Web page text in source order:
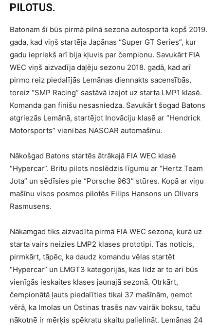
PILOTUS.
Batonam šī būs pirmā pilnā sezona autosportā kopš 2019.
gada, kad viņš startēja Japānas “Super GT Series”, kur
gadu iepriekš arī bija kļuvis par čempionu. Savukārt FIA
WEC viņš aizvadīja daļēju sezonu 2018. gadā, kad arī
pirmo reiz piedalījās Lemānas diennakts sacensībās,
toreiz “SMP Racing” sastāvā izejot uz starta LMP1 klasē.
Komanda gan finišu nesasniedza. Savukārt šogad Batons
atgriezās Lemānā, startējot Inovāciju klasē ar “Hendrick
Motorsports” vienības NASCAR automašīnu.
Nākošgad Batons startēs ātrākajā FIA WEC klasē
“Hypercar”. Britu pilots noslēdzis līgumu ar “Hertz Team
Jota” un sēdīsies pie “Porsche 963” stūres. Kopā ar viņu
mašīnu visos posmos pilotēs Filips Hansons un Olivers
Rasmusens.
Nākamgad tiks aizvadīta pirmā FIA WEC sezona, kurā uz
starta vairs neizies LMP2 klases prototipi. Tas noticis,
pirmkārt, tāpēc, ka daudz komandu vēlas startēt
“Hypercar” un LMGT3 kategorijās, kas līdz ar to arī būs
vienīgās ieskaites klases jaunajā sezonā. Otrkārt,
čempionātā ļauts piedalīties tikai 37 mašīnām, ņemot
vērā, ka Imolas un Ostinas trasēs nav vairāk boksu, taču
nākotnē ir mērķis spēkratu skaitu palielināt. Lemānas 24